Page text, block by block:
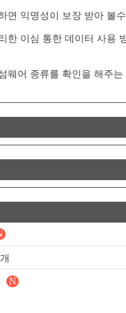
면 익명성이 보장 받아 볼
한 이심 통한 데이터 사용
웨어 종류를 확인을 해주는
N